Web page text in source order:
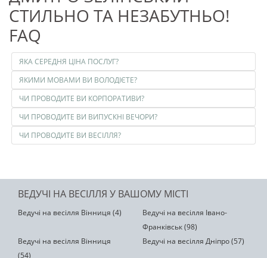
СТИЛЬНО ТА НЕЗАБУТНЬО!
FAQ
ЯКА СЕРЕДНЯ ЦІНА ПОСЛУГ?
ЯКИМИ МОВАМИ ВИ ВОЛОДІЄТЕ?
ЧИ ПРОВОДИТЕ ВИ КОРПОРАТИВИ?
ЧИ ПРОВОДИТЕ ВИ ВИПУСКНІ ВЕЧОРИ?
ЧИ ПРОВОДИТЕ ВИ ВЕСІЛЛЯ?
ВЕДУЧІ НА ВЕСІЛЛЯ У ВАШОМУ МІСТІ
Ведучі на весілля Вінниця (4)
Ведучі на весілля Івано-
Франківськ (98)
Ведучі на весілля Вінниця
(54)
Ведучі на весілля Дніпро (57)